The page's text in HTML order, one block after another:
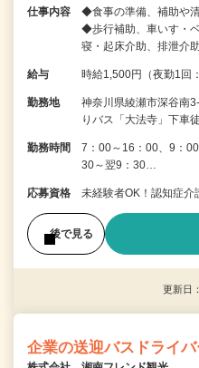
仕事内容
◆食事の準備、補助や
◆歩行補助、車いす・
寝・起床介助、排泄介
給与 時給1,500円（夜勤1回
勤務地
神奈川県綾瀬市深谷南
りバス「大法寺」下車
勤務時間
7：00～16：00、9：
30～翌9：30…
応募資格 未経験者OK！認知症介
後で見る
更新日
企業の送迎バスドライ